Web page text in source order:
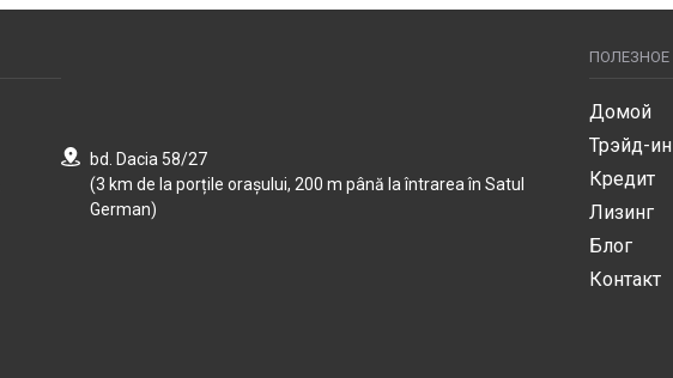
bd. Dacia 58/27
(3 km de la porțile orașului, 200 m până la întrarea în Satul
German)
ПОЛЕЗНОЕ
Домой
Трэйд-ин
Кредит
Лизинг
Блог
Контакт